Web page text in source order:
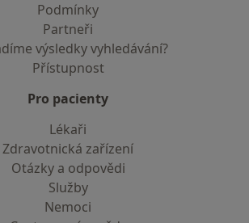
Podmínky
Partneři
výsledky vyhledávání?
Přístupnost
Pro pacienty
Lékaři
Zdravotnická zařízení
Otázky a odpovědi
Služby
Nemoci